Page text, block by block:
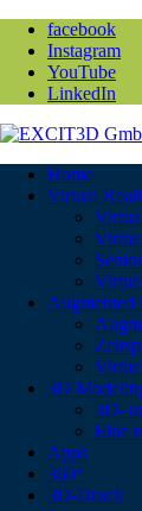
facebook
Instagram
YouTube
LinkedIn
Home
Virtual
Augmented
3D
3D-
Eine
Apps
360°
3D-Druck